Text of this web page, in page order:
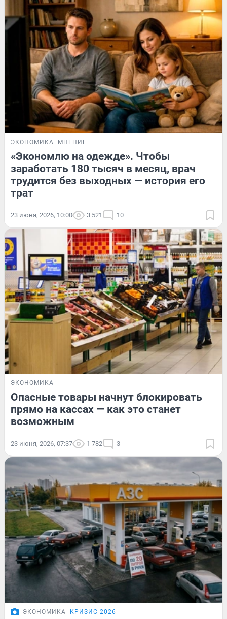
ЭКОНОМИКА МНЕНИЕ
«Экономлю на одежде». Чтобы
заработать 180 тысяч в месяц, врач
трудится без выходных — история его
трат
23 июня, 2026, 10:00 3 521 10
ЭКОНОМИКА
Опасные товары начнут блокировать
прямо на кассах — как это станет
возможным
23 июня, 2026, 07:37 1 782 3
ЭКОНОМИКА КРИЗИС-2026